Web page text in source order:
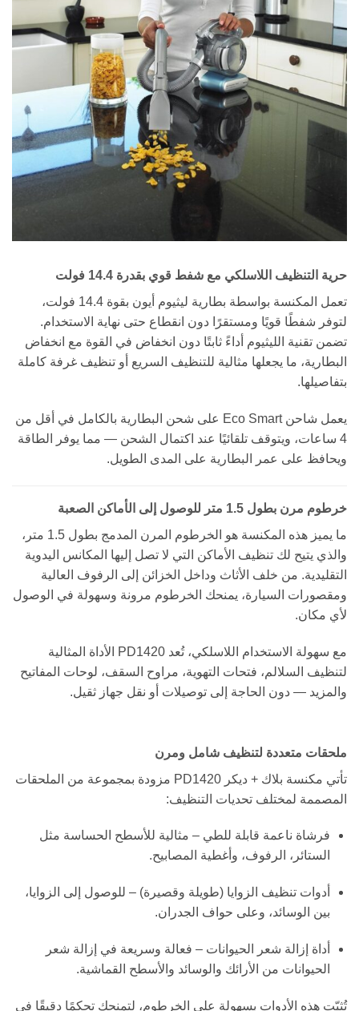
حرية التنظيف اللاسلكي مع شفط قوي بقدرة 14.4 فولت
تعمل المكنسة بواسطة بطارية ليثيوم أيون بقوة 14.4 فولت،
لتوفر شفطًا قويًا ومستقرًا دون انقطاع حتى نهاية الاستخدام.
تضمن تقنية الليثيوم أداءً ثابتًا دون انخفاض في القوة مع انخفاض
البطارية، ما يجعلها مثالية للتنظيف السريع أو تنظيف غرفة كاملة
بتفاصيلها.
يعمل شاحن Eco Smart على شحن البطارية بالكامل في أقل من
4 ساعات، ويتوقف تلقائيًا عند اكتمال الشحن — مما يوفر الطاقة
ويحافظ على عمر البطارية على المدى الطويل.
خرطوم مرن بطول 1.5 متر للوصول إلى الأماكن الصعبة
ما يميز هذه المكنسة هو الخرطوم المرن المدمج بطول 1.5 متر،
والذي يتيح لك تنظيف الأماكن التي لا تصل إليها المكانس اليدوية
التقليدية. من خلف الأثاث وداخل الخزائن إلى الرفوف العالية
ومقصورات السيارة، يمنحك الخرطوم مرونة وسهولة في الوصول
لأي مكان.
مع سهولة الاستخدام اللاسلكي، تُعد PD1420 الأداة المثالية
لتنظيف السلالم، فتحات التهوية، مراوح السقف، لوحات المفاتيح
والمزيد — دون الحاجة إلى توصيلات أو نقل جهاز ثقيل.
ملحقات متعددة لتنظيف شامل ومرن
تأتي مكنسة بلاك + ديكر PD1420 مزودة بمجموعة من الملحقات
المصممة لمختلف تحديات التنظيف:
فرشاة ناعمة قابلة للطي – مثالية للأسطح الحساسة مثل
الستائر، الرفوف، وأغطية المصابيح.
أدوات تنظيف الزوايا (طويلة وقصيرة) – للوصول إلى الزوايا،
بين الوسائد، وعلى حواف الجدران.
أداة إزالة شعر الحيوانات – فعالة وسريعة في إزالة شعر
الحيوانات من الأرائك والوسائد والأسطح القماشية.
تُثبّت هذه الأدوات بسهولة على الخرطوم، لتمنحك تحكمًا دقيقًا في